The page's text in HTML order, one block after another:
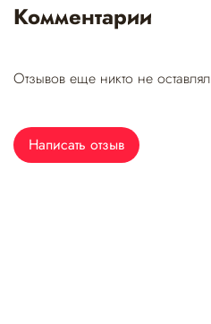
Комментарии
Отзывов еще никто не оставлял
Написать отзыв